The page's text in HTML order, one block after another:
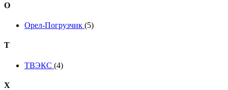
О
Орел-Погрузчик (5)
Т
ТВЭКС (4)
Х